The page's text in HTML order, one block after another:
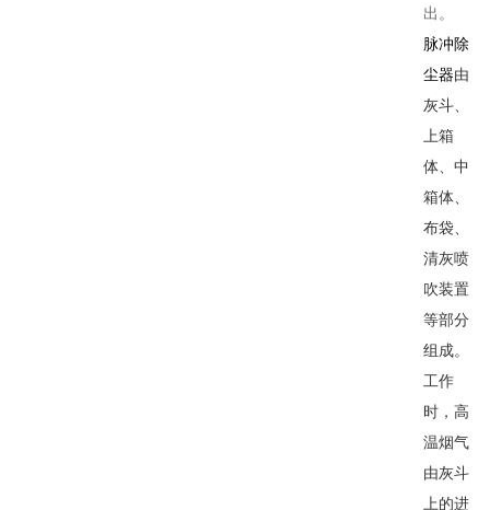
出。
脉冲除
尘器由
灰斗、
上箱
体、中
箱体、
布袋、
清灰喷
吹装置
等部分
组成。
工作
时，高
温烟气
由灰斗
上的进